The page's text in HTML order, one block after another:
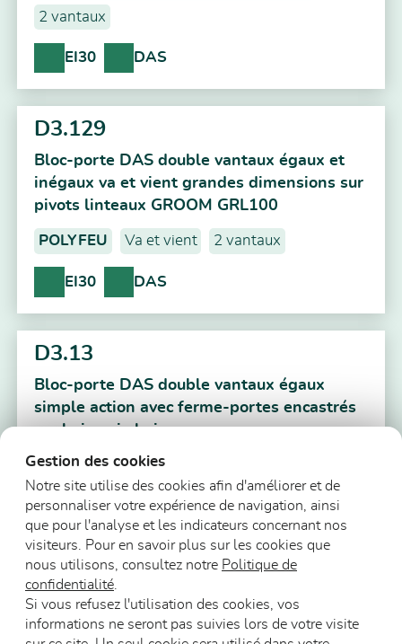
2 vantaux
EI30 DAS
D3.129
Bloc-porte DAS double vantaux égaux et
inégaux va et vient grandes dimensions sur
pivots linteaux GROOM GRL100
POLYFEU Va et vient 2 vantaux
EI30 DAS
D3.13
Bloc-porte DAS double vantaux égaux
simple action avec ferme-portes encastrés
sur huisserie bois
POLYFEU Simple action
EI30 DAS
Précédent 1 2 3 … 15
Gestion des cookies
Notre site utilise des cookies afin d'améliorer et de
personnaliser votre expérience de navigation, ainsi
que pour l'analyse et les indicateurs concernant nos
visiteurs. Pour en savoir plus sur les cookies que
nous utilisons, consultez notre Politique de
confidentialité
Si vous refusez l'utilisation des cookies, vos
informations ne seront pas suivies lors de votre visite